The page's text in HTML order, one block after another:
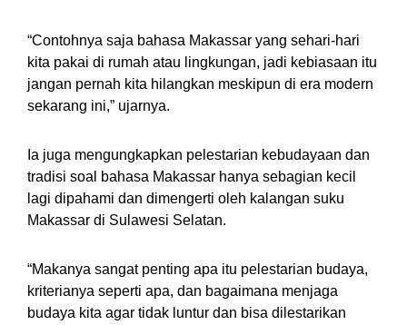
“Contohnya saja bahasa Makassar yang sehari-hari
kita pakai di rumah atau lingkungan, jadi kebiasaan itu
jangan pernah kita hilangkan meskipun di era modern
sekarang ini,” ujarnya.
Ia juga mengungkapkan pelestarian kebudayaan dan
tradisi soal bahasa Makassar hanya sebagian kecil
lagi dipahami dan dimengerti oleh kalangan suku
Makassar di Sulawesi Selatan.
“Makanya sangat penting apa itu pelestarian budaya,
kriterianya seperti apa, dan bagaimana menjaga
budaya kita agar tidak luntur dan bisa dilestarikan